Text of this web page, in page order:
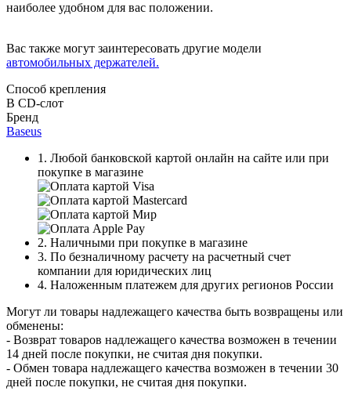
наиболее удобном для вас положении.
Вас также могут заинтересовать другие модели
автомобильных держателей.
Способ крепления
В CD-слот
Бренд
Baseus
1. Любой банковской картой онлайн на сайте или при
покупке в магазине
2. Наличными при покупке в магазине
3. По безналичному расчету на расчетный счет
компании для юридических лиц
4. Наложенным платежем для других регионов России
Могут ли товары надлежащего качества быть возвращены или
обменены:
- Возврат товаров надлежащего качества возможен в течении
14 дней после покупки, не считая дня покупки.
- Обмен товара надлежащего качества возможен в течении 30
дней после покупки, не считая дня покупки.